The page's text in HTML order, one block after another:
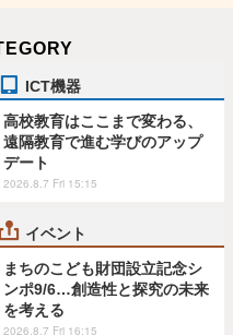
ICT機器
高校教育はここまで変わる、
遠隔教育で進む学びのアップ
デート
2026.8.7 Fri 15:15
イベント
まちのこども財団設立記念シ
ンポ9/6…創造性と探究の未来
を考える
2026.8.7 Fri 16:15